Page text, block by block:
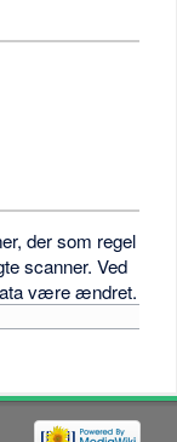
der som regel
scanner. Ved
være ændret.